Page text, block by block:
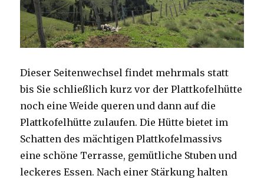
Dieser Seitenwechsel findet mehrmals statt
bis Sie schließlich kurz vor der Plattkofelhütte
noch eine Weide queren und dann auf die
Plattkofelhütte zulaufen. Die Hütte bietet im
Schatten des mächtigen Plattkofelmassivs
eine schöne Terrasse, gemütliche Stuben und
leckeres Essen. Nach einer Stärkung halten